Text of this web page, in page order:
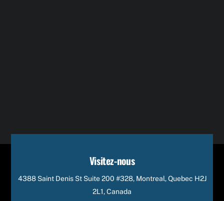
Visitez-nous
4388 Saint Denis St Suite 200 #328, Montreal, Quebec H2J
2L1, Canada